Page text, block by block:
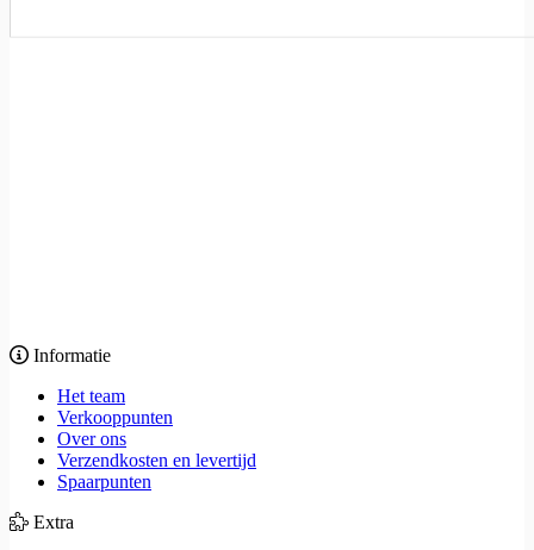
Informatie
Het team
Verkooppunten
Over ons
Verzendkosten en levertijd
Spaarpunten
Extra